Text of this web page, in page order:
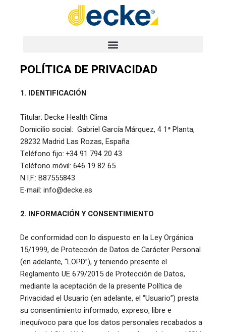
POLÍTICA DE PRIVACIDAD
1. IDENTIFICACIÓN
Titular: Decke Health Clima
Domicilio social: Gabriel García Márquez, 4 1ª Planta,
28232 Madrid Las Rozas, España
Teléfono fijo: +34 91 794 20 43
Teléfono móvil: 646 19 82 65
N.I.F.: B87555843
E-mail: info@decke.es
2. INFORMACIÓN Y CONSENTIMIENTO
De conformidad con lo dispuesto en la Ley Orgánica
15/1999, de Protección de Datos de Carácter Personal
(en adelante, “LOPD”), y teniendo presente el
Reglamento UE 679/2015 de Protección de Datos,
mediante la aceptación de la presente Política de
Privacidad el Usuario (en adelante, el “Usuario”) presta
su consentimiento informado, expreso, libre e
inequívoco para que los datos personales recabados a